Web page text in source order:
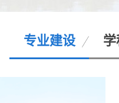
专业建设